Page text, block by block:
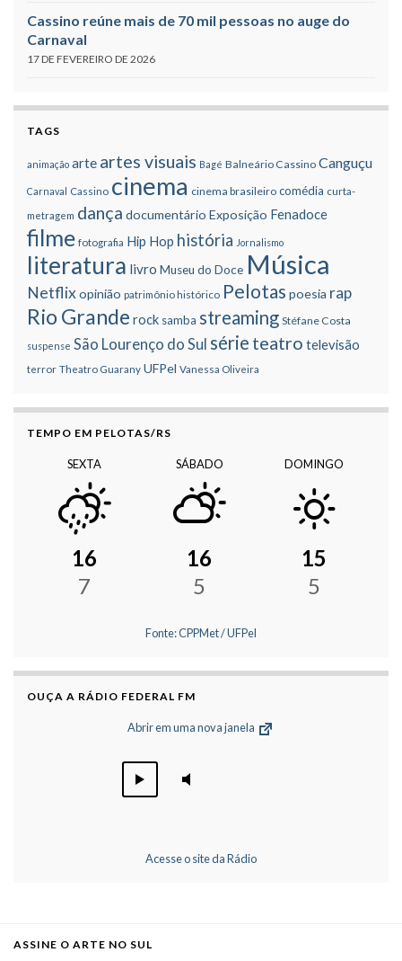
Cassino reúne mais de 70 mil pessoas no auge do
Carnaval
17 DE FEVEREIRO DE 2026
TAGS
animação arte artes visuais Bagé Balneário Cassino Canguçu
Carnaval Cassino cinema cinema brasileiro comédia curta-
metragem dança documentário Exposição Fenadoce
filme fotografia Hip Hop história Jornalismo
literatura livro Museu do Doce Música
Netflixopinião patrimônio histórico Pelotas poesia rap
Rio Grande rock samba streaming Stéfane Costa
suspense São Lourenço do Sul série teatro televisão
terror Theatro Guarany UFPel Vanessa Oliveira
TEMPO EM PELOTAS/RS
SEXTA
16
7
SÁBADO
16
5
DOMINGO
15
5
Fonte: CPPMet / UFPel
OUÇA A RÁDIO FEDERAL FM
Abrir em uma nova janela
Acesse o site da Rádio
ASSINE O ARTE NO SUL